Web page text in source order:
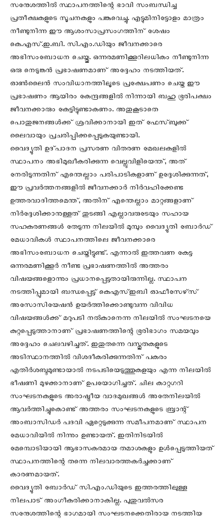
സന്ദേശത്തില്‍ സ്ഥാപനത്തിന്റെ ഭാവി സംബന്ധിച്ച
പ്രതീക്ഷകളുടെ സൂചനകളും പങ്കുവെച്ചു. എട്ടുമിനിട്ടോളം മാത്രം
നീണ്ടുനിന്ന ഈ ആശംസാപ്രസംഗത്തിന് ശേഷം
കെ.എസ്.ഇ.ബി. സി.എം.ഡിയും ജീവനക്കാരെ
അഭിസംബോധന ചെയ്തു. ഒന്നരമണിക്കൂറിലധികം നീണ്ടുനിന്ന
ഒരു നെടുങ്കന്‍ പ്രഭാഷണമാണ് അദ്ദേഹം നടത്തിയത്.
ഓണ്‍ലൈന്‍ സംവിധാനത്തിലൂടെ പ്രക്ഷേപണം ചെയ്ത ഈ
പ്രഭാഷണം ആയിരം കേന്ദ്രങ്ങളില്‍ നിന്നായി ബഹു ഭൂരിപക്ഷം
ജീവനക്കാരും കേട്ടിട്ടുണ്ടാകണം. അതുകൂടാതെ
പൊതുജനങ്ങള്‍ക്ക് ശ്രവിക്കാനായി ഇത് ഫേസ്ബുക്ക്
ലൈവായും പ്രചരിപ്പിക്കപ്പെടുകയുണ്ടായി.
വൈദ്യുതി ഉദ്പാദന പ്രസരണ വിതരണ മേഖലകളില്‍
സ്ഥാപനം അഭിമുഖീകരിക്കുന്ന വെല്ലുവിളിയെന്ത്, അത്
നേരിടുന്നതിന് എന്തെല്ലാം പരിപാടികളാണ് ഉദ്ദേശിക്കുന്നത്,
ഈ പ്രവര്‍ത്തനങ്ങളില്‍ ജീവനക്കാര്‍ നിര്‍വഹിക്കേണ്ട
ഉത്തരവാദിത്തമെന്ത്, അതിന് എന്തെല്ലാം മാറ്റങ്ങളാണ്
നിര്‍ദ്ദേശിക്കാനുള്ളത് തുടങ്ങി എല്ലാവരുടേയും സഹായ
സഹകരണങ്ങള്‍ തേടുന്ന നിലയില്‍ മുമ്പും വൈദ്യുതി ബോര്‍ഡ്
മേധാവികള്‍ സ്ഥാപനത്തിലെ ജീവനക്കാരെ
അഭിസംബോധന ചെയ്തിട്ടുണ്ട്. എന്നാല്‍ ഇത്തവണ കേട്ട
ഒന്നരമണിക്കൂര്‍ നീണ്ട പ്രഭാഷണത്തില്‍ അത്തരം
വിഷയങ്ങളൊന്നും പ്രധാനപ്പെട്ടതായിരുന്നില്ല. സ്ഥാപന
നടത്തിപ്പുമായി ബന്ധപ്പെട്ട് കെഎസ്‌ഇബി ഓഫീസേഴ്‌സ്‌
അസോസിയേഷന്‍ ഉയര്‍ത്തിക്കൊണ്ടുവന്ന വിവിധ
വിഷയങ്ങള്‍ക്ക് മറുപടി നല്‍കാനെന്ന നിലയില്‍ സംഘടനയെ
കുറ്റപ്പെടുത്താനാണ് പ്രഭാഷണത്തിന്റെ ഭൂരിഭാഗം സമയവും
അദ്ദേഹം ചെലവഴിച്ചത്. ഇതുതന്നെ വസ്തുതകളുടെ
അടിസ്ഥാനത്തില്‍ വിശദീകരിക്കുന്നതിന് പകരം
എതിര്‍ശബ്ദമുണ്ടായാല്‍ നടപടിയെടുത്തുകളയും എന്ന നിലയില്‍
ഭീഷണി മുഴക്കാനാണ് ഉപയോഗിച്ചത്. ചില കാറ്റഗറി
സംഘടനകളുടെ അരാഷ്ട്രീയ വാദമുഖങ്ങള്‍ അതേനിലയില്‍
ആവര്‍ത്തിച്ചുകൊണ്ട് അത്തരം സംഘടനകളുടെ ബ്രാന്റ്
അംബാസിഡര്‍ പദവി ഏറ്റെടുക്കുന്ന സമീപനമാണ് സ്ഥാപന
മേധാവിയില്‍ നിന്നും ഉണ്ടായത്. ഇതിനിടയില്‍
മേമ്പൊടിയായി ആഭാസകരമായ തമാശകളും ഉള്‍പ്പെടുത്തിയത്
സ്ഥാപനത്തിന്റെ തന്നെ നിലവാരത്തകര്‍ച്ചക്കാണ്
കാരണമായത്.
വൈദ്യുതി ബോര്‍ഡ് സി.എം.ഡിയുടെ ഇത്തരത്തിലുള്ള
നിലപാട് അംഗീകരിക്കാനാകില്ല. പുതുവല്‍സര
സന്ദേശത്തിന്റെ ഭാഗമായി സംഘടനക്കെതിരായ നടത്തിയ